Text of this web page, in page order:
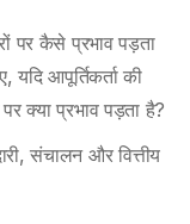
पर कैसे प्रभाव पड़ता
आपूर्तिकर्ता की
क्या प्रभाव पड़ता है?
संचालन और वित्तीय